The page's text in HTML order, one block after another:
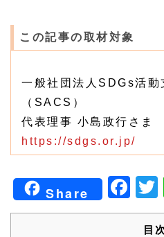
この記事の取材対象
一般社団法人SDGs活動
（SACS）
代表理事 小島政行さま
https://sdgs.or.jp/
Share
目次